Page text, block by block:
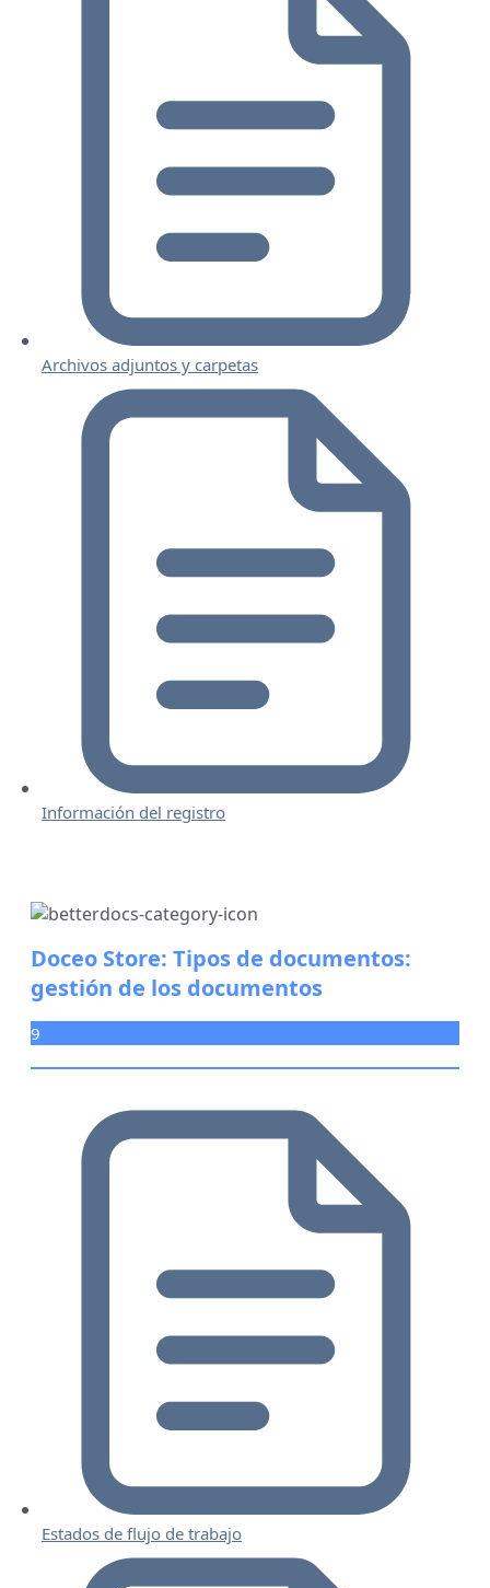
Archivos adjuntos y carpetas
Información del registro
Doceo Store: Tipos de documentos:
gestión de los documentos
9
Estados de flujo de trabajo